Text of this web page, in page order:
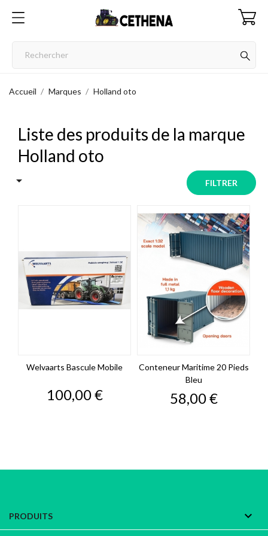
Accueil Marques Holland oto
Liste des produits de la marque
Holland oto
 FILTRER
Welvaarts Bascule Mobile
Prix
100,00 €
Conteneur Maritime 20 Pieds
Bleu
Prix
58,00 €
PRODUITS 